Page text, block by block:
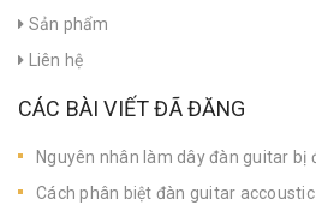
Sản phẩm
Liên hệ
CÁC BÀI VIẾT ĐÃ ĐĂNG
Nguyên nhân làm dây đàn guitar bị
Cách phân biệt đàn guitar